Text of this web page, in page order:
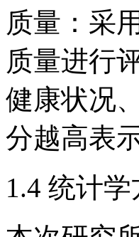
质量：采
质量进行
健康状况
分越高表
1.4 统计